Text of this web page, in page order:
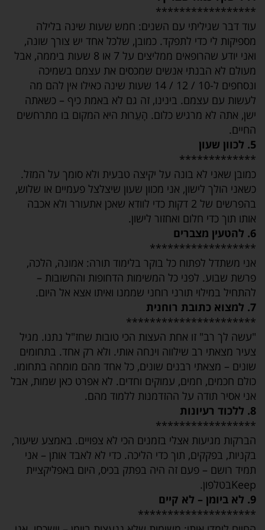
*****************
עוד דבר שגיליתי עם השנים: חמש שעות שינה בלילה
מספיקות לי כדי לתפקד. כמובן, שלכל אחד יש צורך שונה,
ואני יודע שהרופאים ממליצים על 7 או 8 שעות ביממה, אבל
מעולם לא הבנתי אנשים שמכסים את עצמם בשמיכה
ונסחפים ל-10 / 12 / 14 שעות שינה כאילו אין להם מה
לעשות עם עצמם. בינינו, זה גם לא באמת כיף – כשאתה
ישן, אתה לא מרגיש כלום. הָעֵרוּת היא המקום בו מתרחשים
החיים.
5. לכוון שעון
*************
כמובן שאני לא בונה על יקיצה טבעית ולא סומך על המזל.
כשאני הולך לישון, אני מכוון שעון שיצלצל פעמיים או שלוש,
בהפרשים של 2 דקות כדי לוודא שאכן אתעורר ולא אכבה
אותו תוך כדי חלום ואחזור לישון.
6. להטעין מצברים
******************
אני משתדל לפתוח כל בוקר בלימוד תורה: אמונה, הלכה,
פרשת שבוע. לפני כל המשימות הדחופות והחשובות –
להתחיל במילוי תורני רוחני שממנו ואיתו אצא אל היום.
7. למצוא כתובת רוחנית
**********************
"עשה לך רב" זו אחת העצות הכי טובות שחז"ל נתנו. מגיל
צעיר מצאתי רב שילווה וינחה אותי. ולא רק אחד. בתחומים
שונים – מצאתי רבנים שונים, כל אחד מהם מומחה בתחומו.
כולם חכמים, חמים, עמוקים וחדים. לא אפרט כאן שמות, אבל
אני אסיר תודה על ההזדמנות ללמוד מהם.
8. ללכוד רעיונות
*****************
הברקות מגיעות אצלי בזמנים הכי לא צפויים. באמצע שיעור,
בקניות, בפקקים, תוך כדי הליכה. כדי לא לאבד אותן – אני
תמיד רושם – פעם זה היה בפתק בכיס, היום באפליקציית
Keepבטלפון.
9. לא ביומן – לא קיים
********************